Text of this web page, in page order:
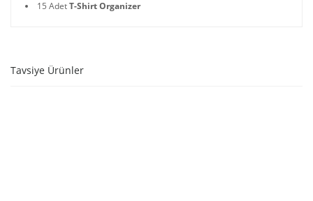
15 AdetT-Shirt Organizer
Tavsiye Ürünler